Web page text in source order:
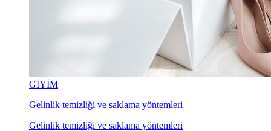
GİYİM
Gelinlik temizliği ve saklama yöntemleri
Gelinlik temizliği ve saklama yöntemleri